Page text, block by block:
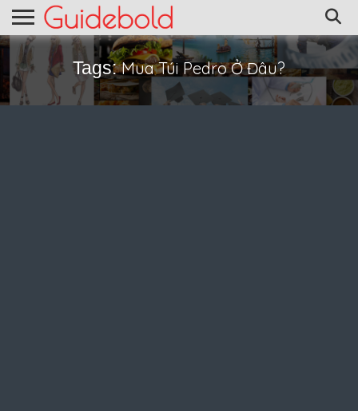
Tags:Mua Túi Pedro Ở Đâu?